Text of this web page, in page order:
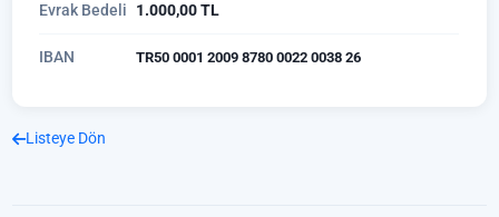
Evrak Bedeli 1.000,00 TL
IBAN TR50 0001 2009 8780 0022 0038 26
Listeye Dön